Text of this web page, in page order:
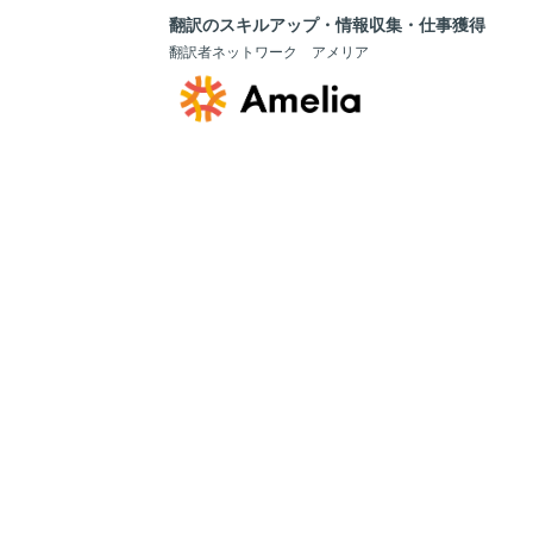
翻訳のスキルアップ・情報収集・仕事獲得
翻訳者ネットワーク アメリア